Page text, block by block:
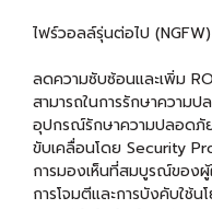
ไฟร์วอลล์รุ่นต่อไป (NGFW)
ลดความซับซ้อนและเพิ่ม
สามารถในการรักษาความ
อุปกรณ์รักษาความปลอดภัย
ขับเคลื่อนโดย Security
การมองเห็นที่สมบูรณ์ของ
การโจมตีและการบังคับใ